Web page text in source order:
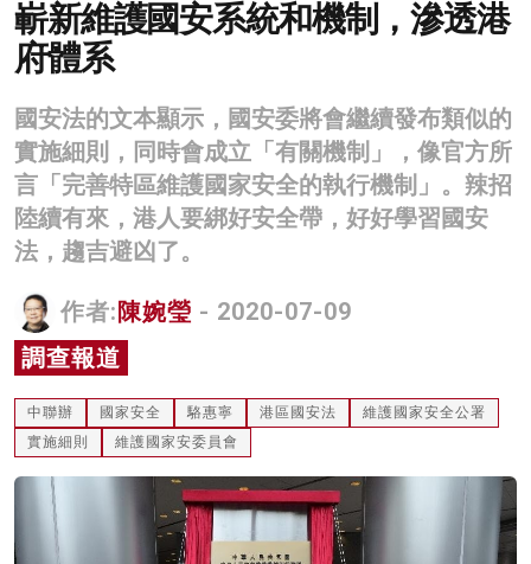
健康
商業
科技
影片
名家榜
關於我們
嶄新維護國安系統和機制，滲透港
府體系
國安法的文本顯示，國安委將會繼續發布類似的
實施細則，同時會成立「有關機制」，像官方所
言「完善特區維護國家安全的執行機制」。辣招
陸續有來，港人要綁好安全帶，好好學習國安
法，趨吉避凶了。
作者: 陳婉瑩 - 2020-07-09
調查報道
中聯辦 國家安全 駱惠寧 港區國安法
維護國家安全公署
實施細則
維護國家安委員會